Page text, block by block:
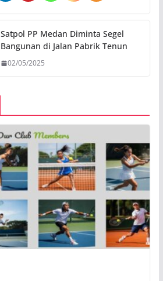
Satpol PP Medan Diminta Segel
Bangunan di Jalan Pabrik Tenun
02/05/2025